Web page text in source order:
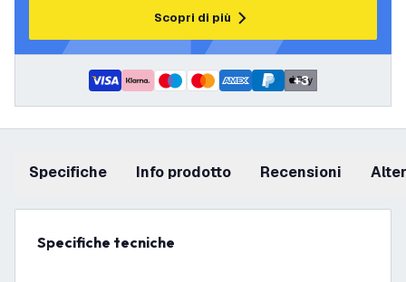
Scopri di più
+3
Specifiche info prodotto recensioni
Specifiche tecniche